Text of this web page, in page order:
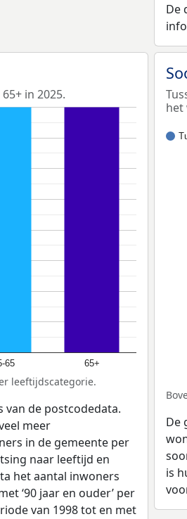
De
in 2025.
65 65+
leeftijdscategorie.
van de postcodedata.
meer
in de gemeente per
naar leeftijd en
het aantal inwoners
‘90 jaar en ouder’ per
van 1998 tot en met
het
De
is